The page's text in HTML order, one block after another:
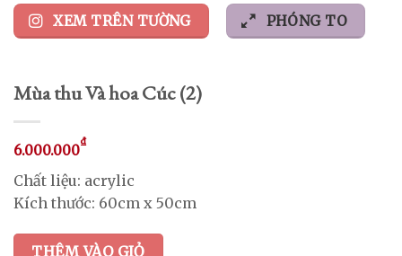
XEM TRÊN TƯỜNG PHÓNG TO
Mùa thu Và hoa Cúc (2)
6.000.000₫
Chất liệu: acrylic
Kích thước: 60cm x 50cm
THÊM VÀO GIỎ